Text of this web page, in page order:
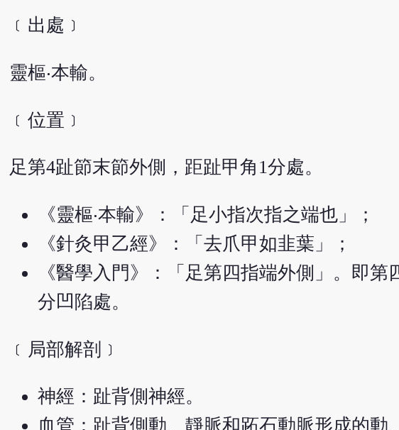
﹝出處﹞
靈樞‧本輸。
﹝位置﹞
足第4趾節末節外側，距趾甲角1分處。
《靈樞‧本輸》：「足小指次指之端也」；
《針灸甲乙經》：「去爪甲如韭葉」；
《醫學入門》：「足第四指端外側」。即
分凹陷處。
﹝局部解剖﹞
神經：趾背側神經。
血管：趾背側動、靜脈和跖石動脈形成的動